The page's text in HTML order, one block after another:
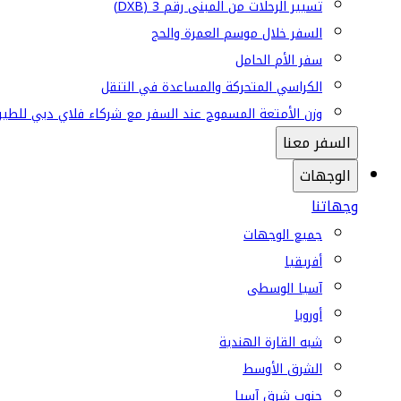
تسيير الرحلات من المبنى رقم 3 (DXB)
السفر خلال موسم العمرة والحج
سفر الأم الحامل
الكراسي المتحركة والمساعدة في التنقل
وزن الأمتعة المسموح عند السفر مع شركاء فلاي دبي
السفر معنا
الوجهات
وجهاتنا
جميع الوجهات
أفريقيا
آسيا الوسطى
أوروبا
شبه القارة الهندية
الشرق الأوسط
جنوب شرق آسيا